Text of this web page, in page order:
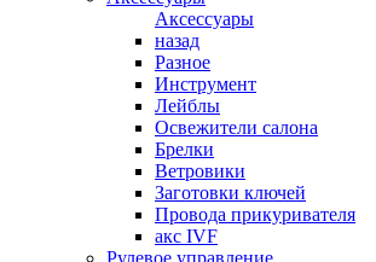
Аксессуары
назад
Разное
Инструмент
Лейблы
Освежители салона
Брелки
Ветровики
Заготовки ключей
Провода прикуривателя
акс IVF
Рулевое управление